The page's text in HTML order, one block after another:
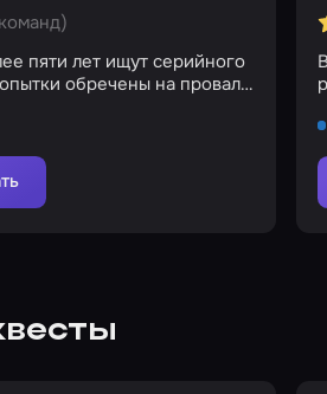
команд)
пяти лет ищут серийного
обречены на провал…